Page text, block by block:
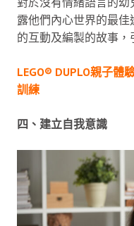
露他們內心世界的最
的互動及編製的故事，
LEGO® DUPLO親子體
訓練
四、建立自我意識